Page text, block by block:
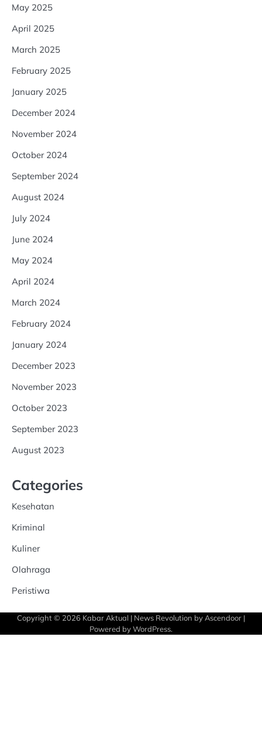
May 2025
April 2025
March 2025
February 2025
January 2025
December 2024
November 2024
October 2024
September 2024
August 2024
July 2024
June 2024
May 2024
April 2024
March 2024
February 2024
January 2024
December 2023
November 2023
October 2023
September 2023
August 2023
Categories
Kesehatan
Kriminal
Kuliner
Olahraga
Peristiwa
Copyright © 2026 Kabar Aktual | News Revolution by Ascendoor |
Powered byWordPress.